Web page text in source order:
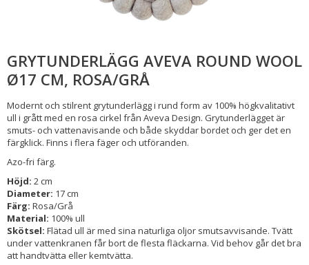
GRYTUNDERLÄGG AVEVA ROUND WOOL
Ø17 CM, ROSA/GRÅ
Modernt och stilrent grytunderlägg i rund form av 100% högkvalitativt
ull i grått med en rosa cirkel från Aveva Design. Grytunderlägget är
smuts- och vattenavisande och både skyddar bordet och ger det en
färgklick. Finns i flera fäger och utföranden.
Azo-fri färg.
Höjd: 2 cm
Diameter: 17 cm
Färg: Rosa/Grå
Material: 100% ull
Skötsel: Flätad ull är med sina naturliga oljor smutsavvisande. Tvätt
under vattenkranen får bort de flesta fläckarna. Vid behov går det bra
att handtvätta eller kemtvätta.